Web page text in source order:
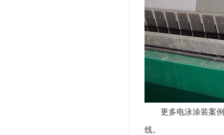
更多电泳涂装案
线。